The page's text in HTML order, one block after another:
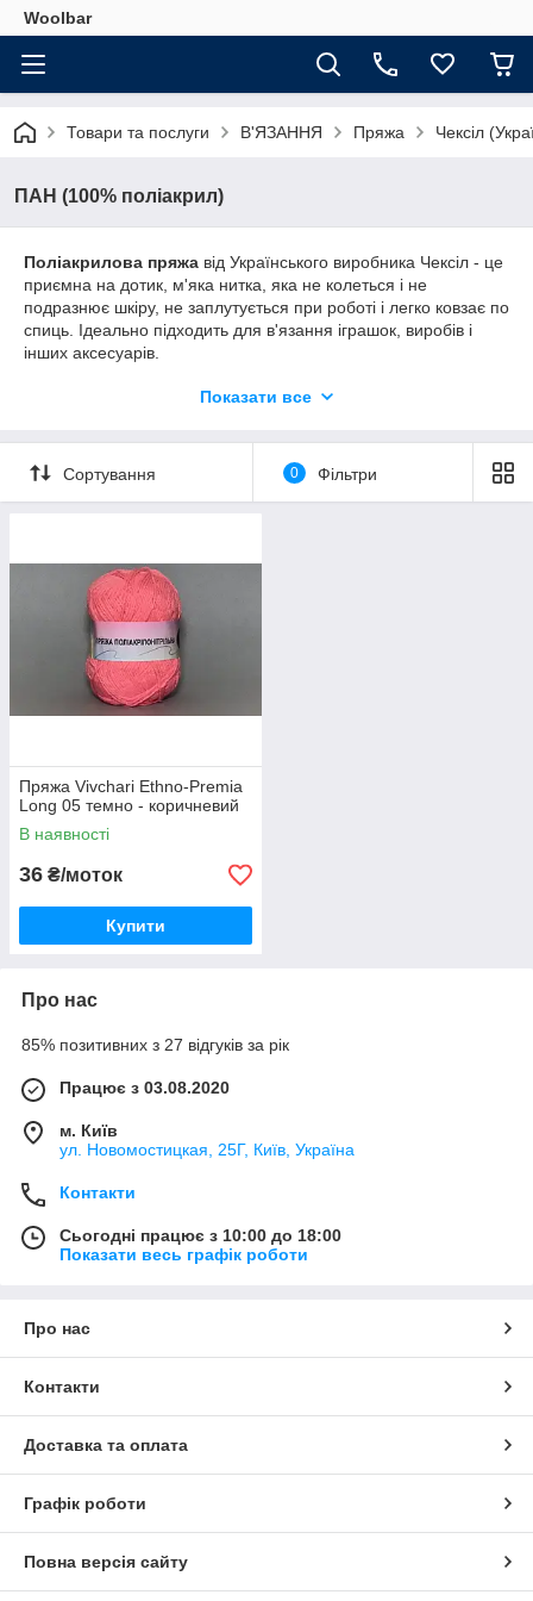
Woolbar
Товари та послуги В'ЯЗАННЯ Пряжа Чексіл
ПАН (100% поліакрил)
Поліакрилова пряжа від Українського виробника Чексіл - це
приємна на дотик, м'яка нитка, яка не колеться і не
подразнює шкіру, не заплутується при роботі і легко ковзає по
спиць. Ідеально підходить для в'язання іграшок, виробів і
інших аксесуарів.
Мотки 100 г / 300 м.
Показати все
Сортування 0 Фільтри
Пряжа Vivchari Ethno-Premia
Long 05 темно - коричневий
В наявності
36 ₴/моток
Купити
Про нас
85% позитивних з 27 відгуків за рік
Працює з 03.08.2020
м. Київ
ул. Новомостицкая, 25Г, Київ, Україна
Контакти
Сьогодні працює з 10:00 до 18:00
Показати весь графік роботи
Про нас
Контакти
Доставка та оплата
Графік роботи
Повна версія сайту